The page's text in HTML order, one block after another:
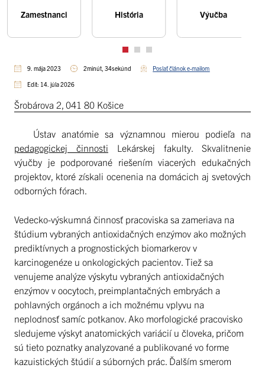
Zamestnanci História Výučba
9. mája 2023 2minút, 34sekúnd Poslať článok e-mailom
Edit: 14. júla 2026
Šrobárova 2, 041 80 Košice
Ústav anatómie sa významnou mierou podieľa na
pedagogickej činnosti Lekárskej fakulty. Skvalitnenie
výučby je podporované riešením viacerých edukačných
projektov, ktoré získali ocenenia na domácich aj svetových
odborných fórach.
Vedecko-výskumná činnosť pracoviska sa zameriava na
štúdium vybraných antioxidačných enzýmov ako možných
prediktívnych a prognostických biomarkerov v
karcinogenéze u onkologických pacientov. Tiež sa
venujeme analýze výskytu vybraných antioxidačných
enzýmov v oocytoch, preimplantačných embryách a
pohlavných orgánoch a ich možnému vplyvu na
neplodnosť samíc potkanov. Ako morfologické pracovisko
sledujeme výskyt anatomických variácií u človeka, pričom
sú tieto poznatky analyzované a publikované vo forme
kazuistických štúdií a súborných prác. Ďalším smerom